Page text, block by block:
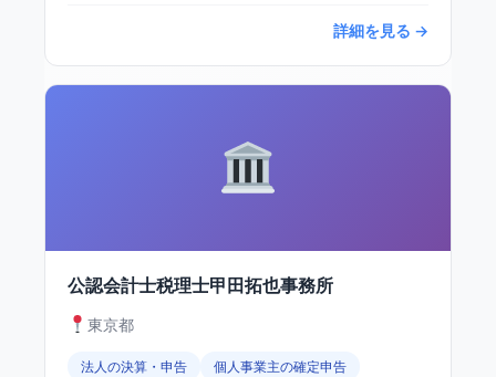
詳細を見る →
公認会計士税理士甲田拓也事務所
東京都
法人の決算・申告
個人事業主の確定申告